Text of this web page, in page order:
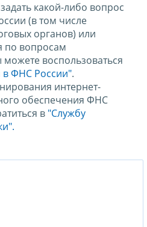
какой-либо вопрос
(в том числе
органов) или
по вопросам
воспользоваться
в ФНС России".
интернет-
обеспечения ФНС
в "Службу